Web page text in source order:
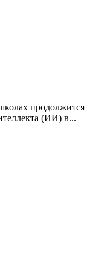
продолжится
(ИИ) в...